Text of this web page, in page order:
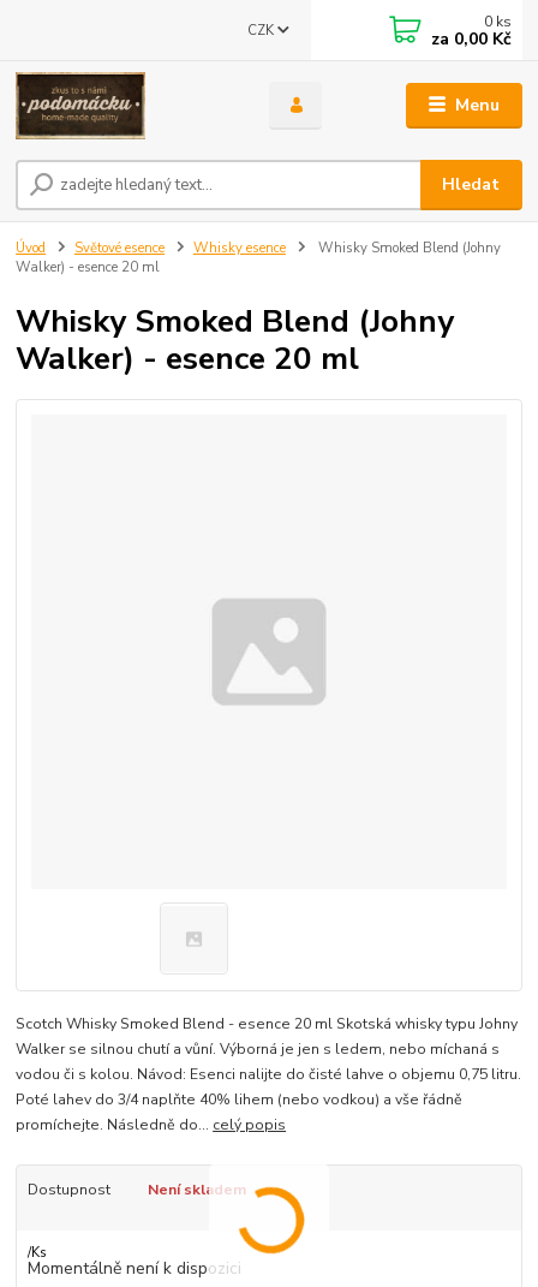
Menu
CZK
Hledat
0 ks
za 0,00 Kč
Úvod Světové esence Whisky esence
Whisky Smoked Blend (Johny
Walker) - esence 20 ml
Whisky Smoked Blend (Johny
Walker) - esence 20 ml
Scotch Whisky Smoked Blend - esence 20 ml Skotská whisky typu Johny
Walker se silnou chutí a vůní. Výborná je jen s ledem, nebo míchaná s
vodou či s kolou. Návod: Esenci nalijte do čisté lahve o objemu 0,75 litru.
Poté lahev do 3/4 naplňte 40% lihem (nebo vodkou) a vše řádně
promíchejte. Následně do... celý popis
Dostupnost Není skladem
/Ks
Momentálně není k dispozici